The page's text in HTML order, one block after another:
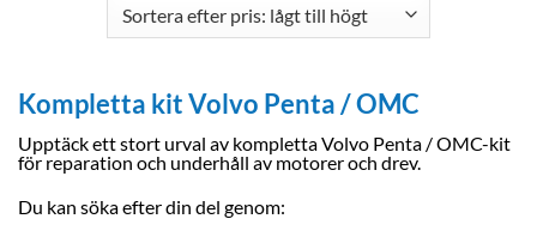
Kompletta kit Volvo Penta / OMC
Upptäck ett stort urval av kompletta Volvo Penta / OMC-kit
för reparation och underhåll av motorer och drev.
Du kan söka efter din del genom: